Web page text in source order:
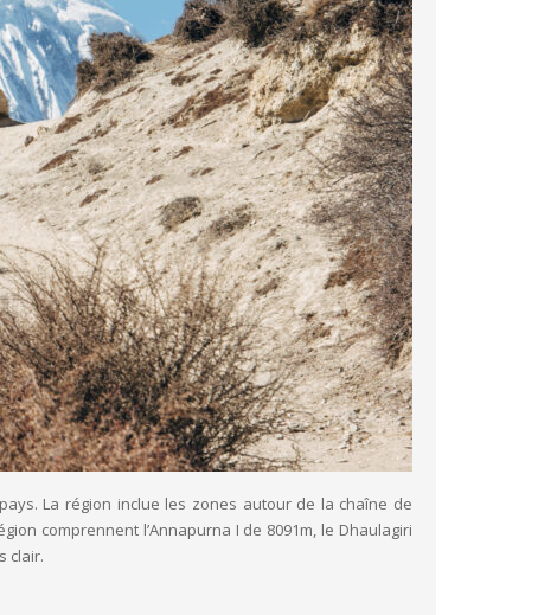
La région inclue les zones autour de la chaîne de
comprennent l’Annapurna I de 8091m, le Dhaulagiri
clair.